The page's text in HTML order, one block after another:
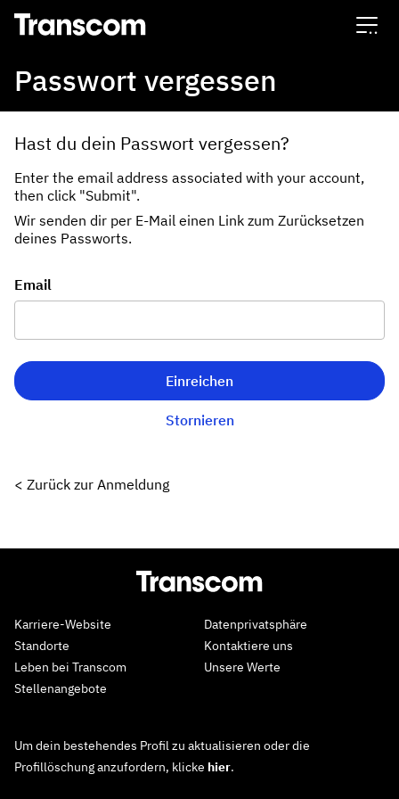
Transcom
Passwort vergessen
Hast du dein Passwort vergessen?
Enter the email address associated with your account,
then click "Submit".
Wir senden dir per E-Mail einen Link zum Zurücksetzen
deines Passworts.
Setze dein Passwort per E-Mail zurück
Email
Einreichen
Stornieren
< Zurück zur Anmeldung
Karriere-Website
Standorte
Leben bei Transcom
Stellenangebote
Datenprivatsphäre
Kontaktiere uns
Unsere Werte
Um dein bestehendes Profil zu aktualisieren oder die
Profillöschung anzufordern, klicke hier.